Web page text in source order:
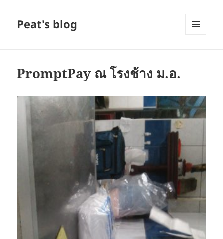
Peat's blog
PromptPay ณ โรงช้าง ม.อ.